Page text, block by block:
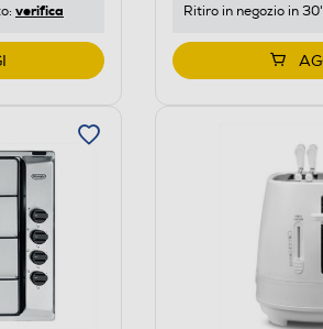
verifica Ritiro in negozio in